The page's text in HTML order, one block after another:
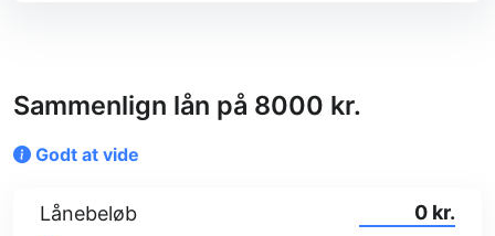
Sammenlign lån på 8000 kr.
Godt at vide
Lånebeløb kr.